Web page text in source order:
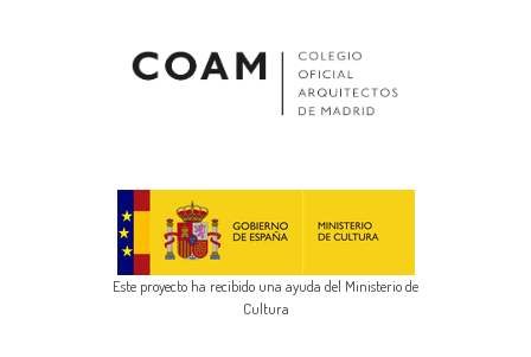
Este proyecto ha recibido una ayuda del Ministerio de
Cultura